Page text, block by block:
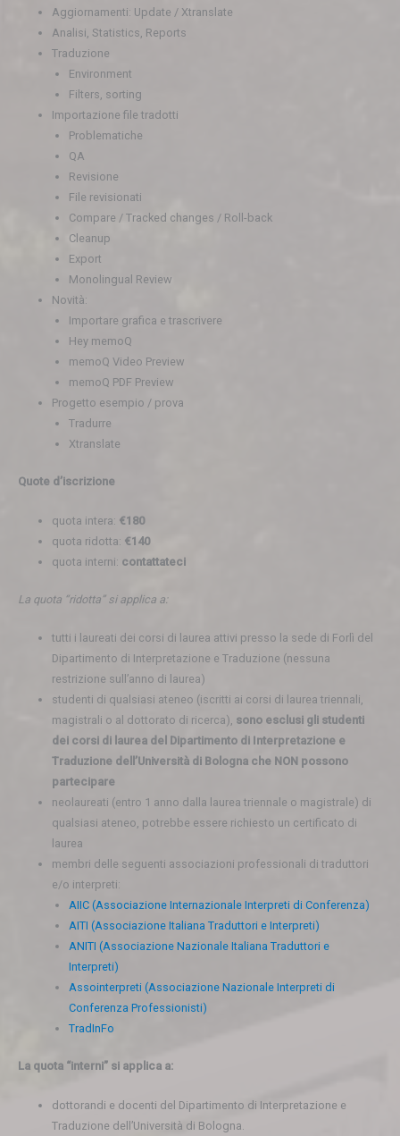
Aggiornamenti: Update / Xtranslate
Analisi, Statistics, Reports
Traduzione
Environment
Filters, sorting
Importazione file tradotti
Problematiche
QA
Revisione
File revisionati
Compare / Tracked changes / Roll-back
Cleanup
Export
Monolingual Review
Novità:
Importare grafica e trascrivere
Hey memoQ
memoQ Video Preview
memoQ PDF Preview
Progetto esempio / prova
Tradurre
Xtranslate
Quote d’iscrizione
quota intera: €180
quota ridotta: €140
quota interni: contattateci
La quota “ridotta” si applica a:
tutti i laureati dei corsi di laurea attivi presso la sede di Forlì del
Dipartimento di Interpretazione e Traduzione (nessuna
restrizione sull’anno di laurea)
studenti di qualsiasi ateneo (iscritti ai corsi di laurea triennali,
magistrali o al dottorato di ricerca), sono esclusi gli studenti
dei corsi di laurea del Dipartimento di Interpretazione e
Traduzione dell’Università di Bologna che NON possono
partecipare
neolaureati (entro 1 anno dalla laurea triennale o magistrale) di
qualsiasi ateneo, potrebbe essere richiesto un certificato di
laurea
membri delle seguenti associazioni professionali di traduttori
e/o interpreti:
AIIC (Associazione Internazionale Interpreti di Conferenza)
AITI (Associazione Italiana Traduttori e Interpreti)
ANITI (Associazione Nazionale Italiana Traduttori e
Interpreti)
Assointerpreti (Associazione Nazionale Interpreti di
Conferenza Professionisti)
TradInFo
La quota “interni” si applica a:
dottorandi e docenti del Dipartimento di Interpretazione e
Traduzione dell’Università di Bologna.